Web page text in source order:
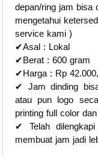
depan/ring jam bisa
mengetahui
service kami )
✔Asal : Lokal
✔Berat : 600 gram
✔Harga : Rp
✔ Jam dinding
atau pun logo
printing full color
✔ Telah
membuat jam jadi